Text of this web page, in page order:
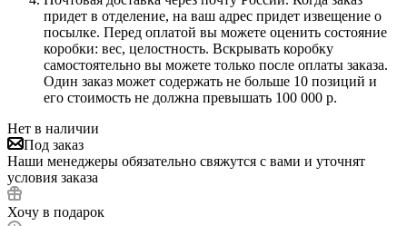
придет в отделение, на ваш адрес придет извещение о
посылке. Перед оплатой вы можете оценить состояние
коробки: вес, целостность. Вскрывать коробку
самостоятельно вы можете только после оплаты заказа.
Один заказ может содержать не больше 10 позиций и
его стоимость не должна превышать 100 000 р.
Нет в наличии
Под заказ
Наши менеджеры обязательно свяжутся с вами и уточнят
условия заказа
Хочу в подарок